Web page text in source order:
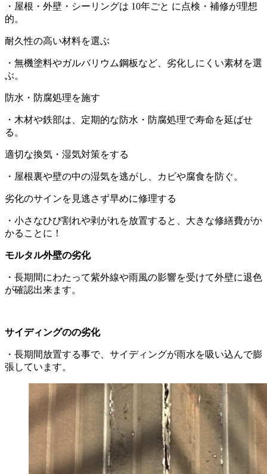
・屋根・外壁・シーリングは 10年ごと に点検・補修が理想
的。
耐久性の高い材料を選ぶ
・無機塗料やガルバリウム鋼板など、劣化しにくい素材を選
ぶ。
防水・防腐処理を施す
・木材や鉄部は、定期的な防水・防腐処理で寿命を延ばせ
る。
適切な換気・湿気対策をする
・屋根裏や壁の中の湿気を逃がし、カビや腐食を防ぐ。
劣化のサインを見逃さず早めに修理する
・小さなひび割れや剥がれを放置すると、大きな修繕費がか
かることに！
モルタル外壁の劣化
・長期間にわたって紫外線や雨風の影響を受けて外壁に退色
が確認出来ます。
サイディングのの劣化
・長期間放置する事で、サイディングが雨水を吸い込んで膨
張しています。